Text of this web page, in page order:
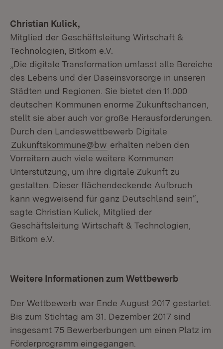
Christian Kulick,
Mitglied der Geschäftsleitung Wirtschaft &
Technologien, Bitkom e.V.
„Die digitale Transformation umfasst alle Bereiche
des Lebens und der Daseinsvorsorge in unseren
Städten und Regionen. Sie bietet den 11.000
deutschen Kommunen enorme Zukunftschancen,
stellt sie aber auch vor große Herausforderungen.
Durch den Landeswettbewerb Digitale
Zukunftskommune@bw erhalten neben den
Vorreitern auch viele weitere Kommunen
Unterstützung, um ihre digitale Zukunft zu
gestalten. Dieser flächendeckende Aufbruch
kann wegweisend für ganz Deutschland sein“,
sagte Christian Kulick, Mitglied der
Geschäftsleitung Wirtschaft & Technologien,
Bitkom e.V.
Weitere Informationen zum Wettbewerb
Der Wettbewerb war Ende August 2017 gestartet.
Bis zum Stichtag am 31. Dezember 2017 sind
insgesamt 75 Bewerberbungen um einen Platz im
Förderprogramm eingegangen.